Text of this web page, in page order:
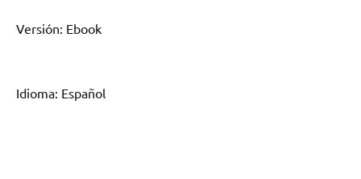
Versión: Ebook
Idioma: Español